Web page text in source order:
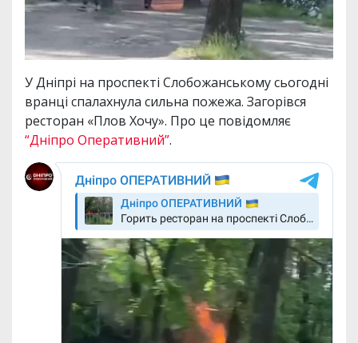
У Дніпрі на проспекті Слобожанському сьогодні
вранці спалахнула сильна пожежа. Загорівся
ресторан «Плов Хочу». Про це повідомляє
“Дніпро Оперативний”.